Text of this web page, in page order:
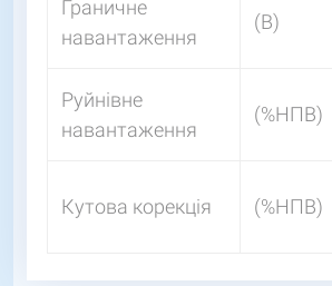
Граничне
навантаження
(В)
Руйнівне
навантаження
(%НПВ)
Кутова корекція (%НПВ)